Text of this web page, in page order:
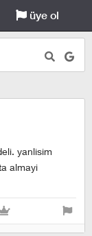
üye ol
yanlisim
almayi